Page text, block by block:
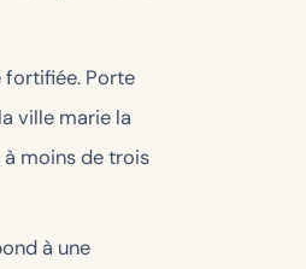
fortifiée. Porte
ville marie la
moins de trois
à une